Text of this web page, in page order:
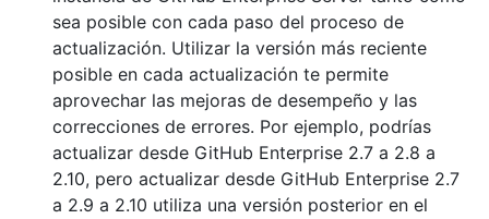
sea posible con cada paso del proceso de
actualización. Utilizar la versión más reciente
posible en cada actualización te permite
aprovechar las mejoras de desempeño y las
correcciones de errores. Por ejemplo, podrías
actualizar desde GitHub Enterprise 2.7 a 2.8 a
2.10, pero actualizar desde GitHub Enterprise 2.7
a 2.9 a 2.10 utiliza una versión posterior en el